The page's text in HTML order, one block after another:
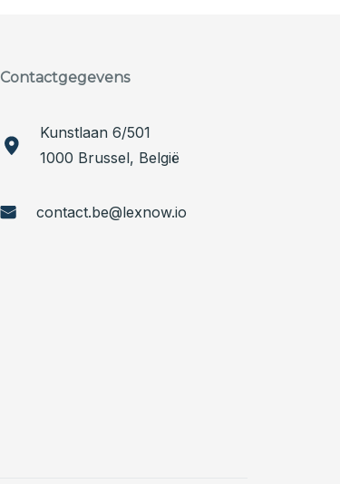
Contactgegevens
Kunstlaan 6/501
1000 Brussel, België
contact.be@lexnow.io